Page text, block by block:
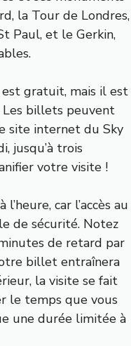
la Tour de Londres,
Paul, et le Gerkin,
est gratuit, mais il est
Les billets peuvent
site internet du Sky
jusqu’à trois
votre visite !
car l’accès au
de sécurité. Notez
de retard par
billet entraînera
la visite se fait
le temps que vous
une durée limitée à